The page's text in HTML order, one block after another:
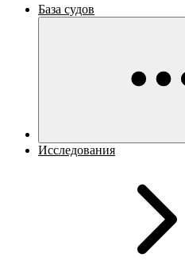
База судов
Исследования